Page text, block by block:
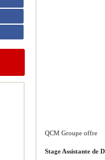
QCM Groupe offre
Stage Assistante de